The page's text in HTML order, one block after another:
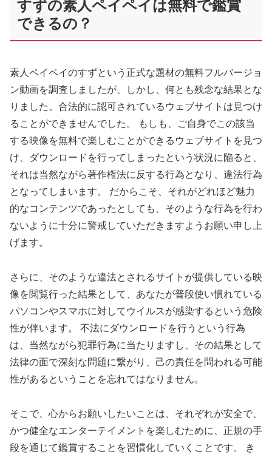
すずの素人ペイペイは無料で鑑賞
できるの？
素人ペイペイのすずという正式な題材の無料フルバージョ
ン動画を調査しましたが、しかし、何とも残念な結果とな
りました。合法的に認可されているウェブサイトは見つけ
ることができませんでした。 もしも、ご自身でこの該当
する映像を無料で楽しむことができるウェブサイトを見つ
け、ダウンロードを行ってしまったという状況に陥ると、
それは当然ながら著作権法に反する行為となり、違法行為
となってしまいます。 だからこそ、それがどれほど魅力
的なコンテンツであったとしても、そのような行為を行わ
ないように十分に警戒していただきますようお願い申し上
げます。
さらに、そのような違法とされるサイトが提供している映
像を閲覧行った結果として、あなたが普段使い慣れている
パソコンやスマホに対してウイルスが感染するという危険
性が伴います。 不法にダウンロードを行うという行為
は、当然ながら犯罪行為に当たりますし、その結果として
法律の面で深刻な問題に繋がり、己の責任を問われる可能
性があるということを忘れてはなりません。
そこで、心からお願いしたいことは、それぞれが安全で、
かつ健全なエンターテイメントを楽しむために、正規の手
段を通じて鑑賞することを習慣化していくことです。 き